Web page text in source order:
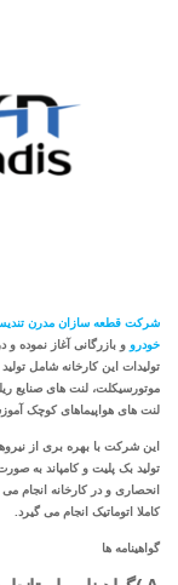
شرکت قطعه سازان مدرن
خودرو و بازرگانی آغاز نموده و در سال 1394 در زمینه تولید لنت ترمز
تولیدات این کارخانه شامل
موتورسیکلت، لنت های صنایع
لنت های هواپیماهای کوچک
این شرکت با بهره بری از
تولید بک پلیت و کامپاند به
انحصاری و در کارخانه انجام می
کاملا اتوماتیک انجام می گیرد.
گواهینامه ها